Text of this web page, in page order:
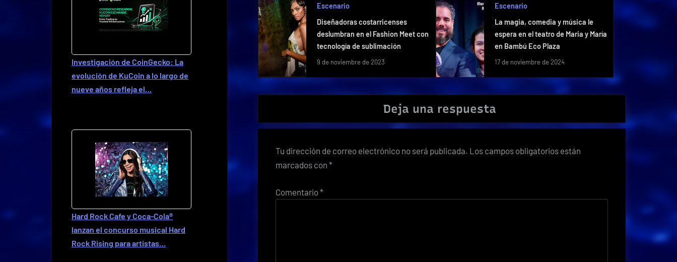
Escenario
Diseñadoras costarricenses
deslumbran en el Fashion Meet con
tecnología de sublimación
9 de noviembre de 2023
Escenario
La magia, comedia y música le
espera en el teatro de Maria y María
en Bambú Eco Plaza
17 de noviembre de 2024
Deja una respuesta
Tu dirección de correo electrónico no será publicada. Los campos obligatorios están
marcados con *
Comentario*
Investigación de CoinGecko: La
evolución de KuCoin a lo largo de
nueve años refleja el…
Hard Rock Cafe y Coca-Cola®
lanzan el concurso musical Hard
Rock Rising para artistas…